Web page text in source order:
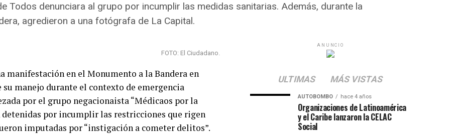
Todos denunciara al grupo por incumplir las medidas sanitarias. Además, durante la
agredieron a una fotógrafa de La Capital.
FOTO: El Ciudadano.
manifestación en el Monumento a la Bandera en
manejo durante el contexto de emergencia
por el grupo negacionaista “Médicaos por la
detenidas por incumplir las restricciones que rigen
imputadas por “instigación a cometer delitos”.
ANUNCIO
ULTIMAS MÁS VISTAS
AUTOBOMBO hace 4 años
Organizaciones de Latinoamérica
y el Caribe lanzaron la CELAC
Social